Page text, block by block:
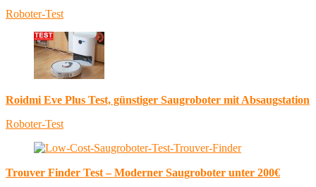
Roboter-Test
Roidmi Eve Plus Test, günstiger Saugroboter mit Absaugstation
Roboter-Test
Trouver Finder Test – Moderner Saugroboter unter 200€